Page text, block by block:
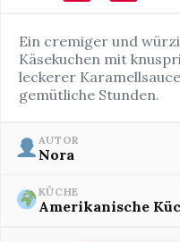
Ein cremiger und
Käsekuchen mit
leckerer
gemütliche Stunden.
AUTOR
Nora
KÜCHE
Amerikanische